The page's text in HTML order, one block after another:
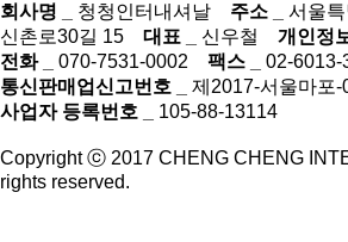
회사명 _
청청인터내셔날 주소 _
서울
신촌로30길 15
대표 _ 신우철 개인정
전화 _
070-7531-0002 팩스 _
02-6013-
통신판매업신고번호 _
제2017-서울마포-
사업자 등록번호 _
105-88-13114
Copyright ⓒ 2017 CHENG CHENG
rights reserved.